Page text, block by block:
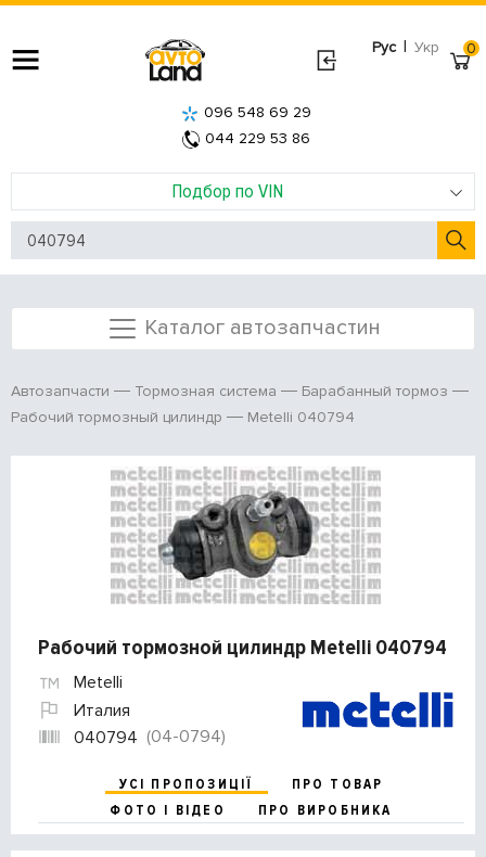
Рус | Укр
Подбор по VIN
096 548 69 29
044 229 53 86
0
Каталог автозапчастин
Автозапчасти Тормозная система
Барабанный тормоз
Рабочий тормозный цилиндр
Metelli 040794
Рабочий тормозной цилиндр Metelli 040794
Metelli
Италия
040794 (04-0794)
УСІ ПРОПОЗИЦІЇ
ПРО ТОВАР
ФОТО І ВІДЕО
ПРО ВИРОБНИКА